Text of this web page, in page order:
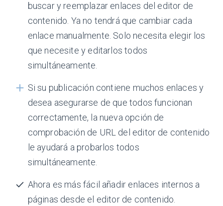
buscar y reemplazar enlaces del editor de
contenido. Ya no tendrá que cambiar cada
enlace manualmente. Solo necesita elegir los
que necesite y editarlos todos
simultáneamente.
Si su publicación contiene muchos enlaces y
desea asegurarse de que todos funcionan
correctamente, la nueva opción de
comprobación de URL del editor de contenido
le ayudará a probarlos todos
simultáneamente.
Ahora es más fácil añadir enlaces internos a
páginas desde el editor de contenido.